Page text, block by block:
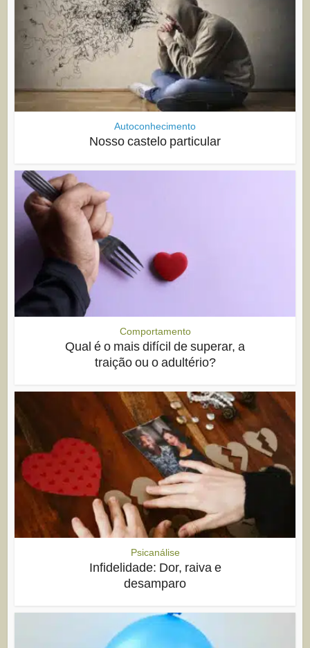
Autoconhecimento
Nosso castelo particular
Comportamento
Qual é o mais difícil de superar, a
traição ou o adultério?
Psicanálise
Infidelidade: Dor, raiva e
desamparo